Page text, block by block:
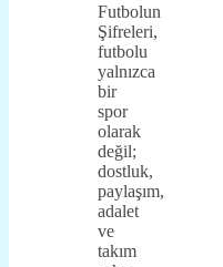
Futbolun
Şifreleri,
futbolu
yalnızca
bir
spor
olarak
değil;
dostluk,
paylaşım,
adalet
ve
takım